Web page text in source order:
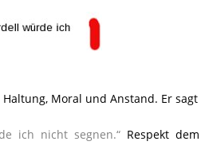
Moral und Anstand. Er sagt
ich nicht segnen.“ Respekt dem